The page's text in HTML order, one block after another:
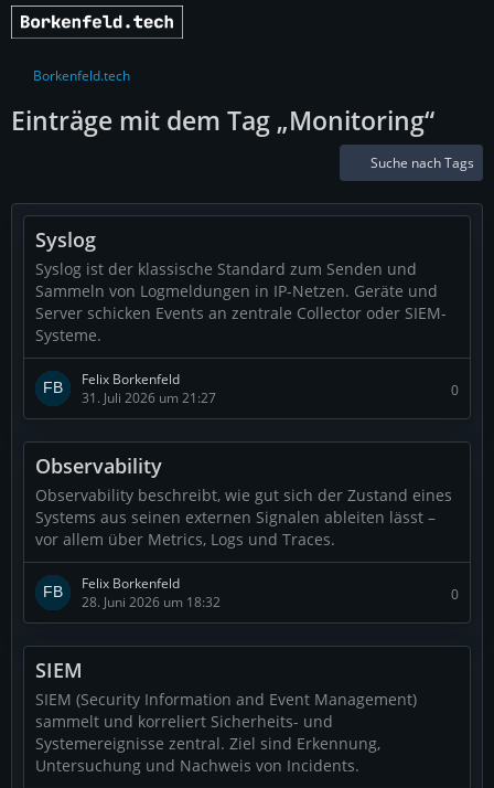
Borkenfeld.tech
Einträge mit dem Tag „Monitoring“
Suche nach Tags
Syslog
Syslog ist der klassische Standard zum Senden und
Sammeln von Logmeldungen in IP-Netzen. Geräte und
Server schicken Events an zentrale Collector oder SIEM-
Systeme.
Felix Borkenfeld
31. Juli 2026 um 21:27
0
Observability
Observability beschreibt, wie gut sich der Zustand eines
Systems aus seinen externen Signalen ableiten lässt –
vor allem über Metrics, Logs und Traces.
Felix Borkenfeld
28. Juni 2026 um 18:32
0
SIEM
SIEM (Security Information and Event Management)
sammelt und korreliert Sicherheits- und
Systemereignisse zentral. Ziel sind Erkennung,
Untersuchung und Nachweis von Incidents.